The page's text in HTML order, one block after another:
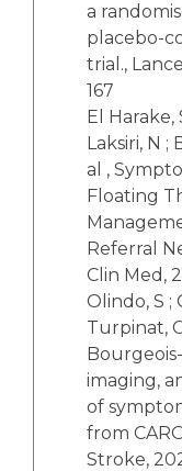
a
placebo-
trial.,
167
El Harake,
Laksiri, N ;
al ,
Floating
Referral
Clin Med,
Olindo, S ;
Turpinat,
imaging,
of
from
Stroke,